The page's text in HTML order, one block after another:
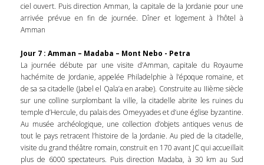
ciel ouvert. Puis direction Amman, la capitale de la Jordanie pour une
arrivée prévue en fin de journée. Dîner et logement à l’hôtel à
Amman
Jour 7 : Amman – Madaba – Mont Nebo - Petra
La journée débute par une visite d’Amman, capitale du Royaume
hachémite de Jordanie, appelée Philadelphie à l’époque romaine, et
de sa sa citadelle (Jabel el Qala’a en arabe). Construite au IIième siècle
sur une colline surplombant la ville, la citadelle abrite les ruines du
temple d’Hercule, du palais des Omeyyades et d’une église byzantine.
Au musée archéologique, une collection d’objets antiques venus de
tout le pays retracent l’histoire de la Jordanie. Au pied de la citadelle,
visite du grand théâtre romain, construit en 170 avant JC qui accueillait
plus de 6000 spectateurs. Puis direction Madaba, à 30 km au Sud